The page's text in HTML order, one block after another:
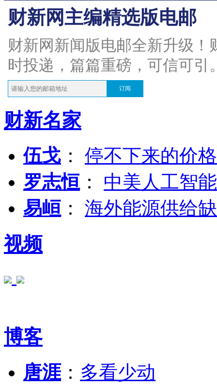
财新网主编精选版电邮
财新网新闻版电邮全新升级
时投递，篇篇重磅，可信可引
订阅
财新名家
伍戈 ： 停不下来的价
罗志恒 ： 中美人工智
易峘 ： 海外能源供给
视频
博客
唐涯： 多看少动